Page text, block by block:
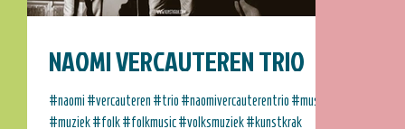
NAOMI VERCAUTEREN TRIO
#naomi #vercauteren #trio #naomivercauterentrio #music
#muziek #folk #folkmusic #volksmuziek #kunstkrak